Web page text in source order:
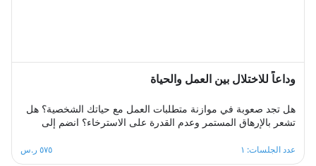
وداعاً للاختلال بين العمل والحياة
هل تجد صعوبة في موازنة متطلبات العمل مع حياتك الشخصية؟ هل
تشعر بالإرهاق المستمر وعدم القدرة على الاسترخاء؟ انضم إلى
من خلال مشاركة تجاربك مع الآخرين، تبادل الحلول، وتطبيق
استراتيجيات فعالة لتحقيق الانسجام بين العمل والحياة في بيئة
عدد الجلسات: ١ ٥٧٥ ر.س